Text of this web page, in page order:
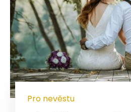
Pro nevěstu